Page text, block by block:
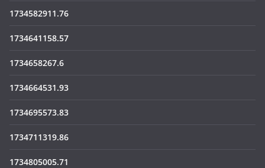
1734582911.76
1734641158.57
1734658267.6
1734664531.93
1734695573.83
1734711319.86
1734805005.71